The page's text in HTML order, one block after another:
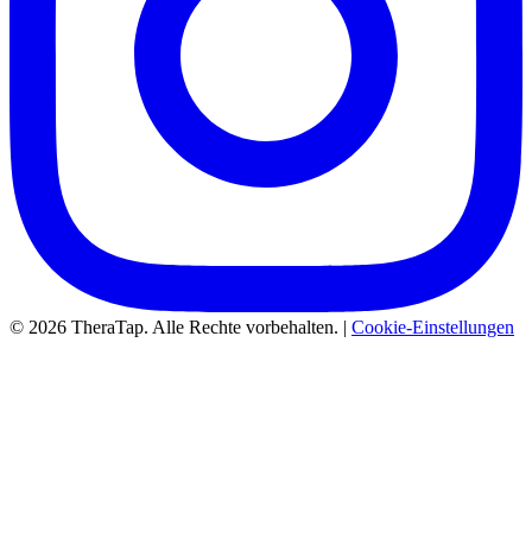
© 2026 TheraTap. Alle Rechte vorbehalten. | Cookie-Einstellungen